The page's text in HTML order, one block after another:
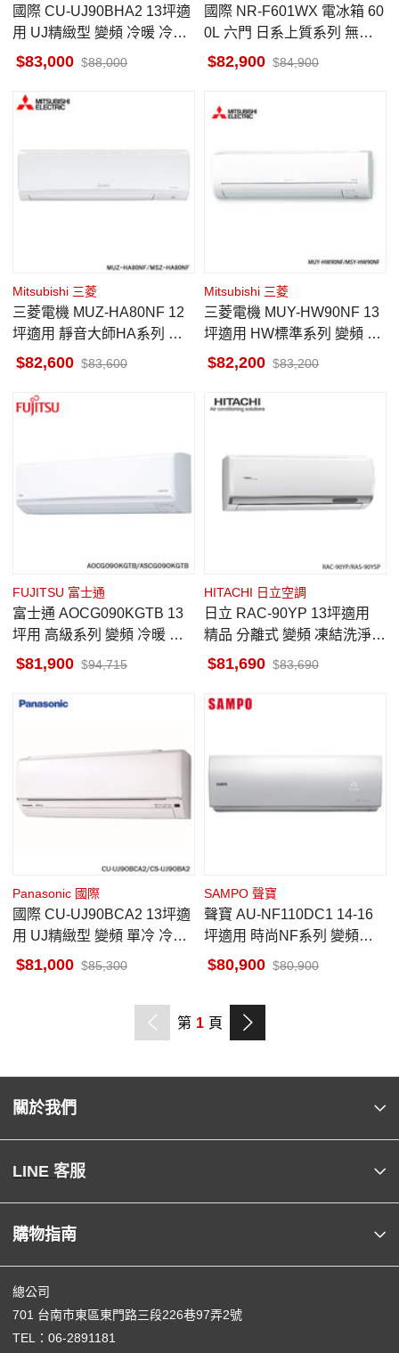
國際 CU-UJ90BHA2 13坪適
用 UJ精緻型 變頻 冷暖 冷氣
CS-UJ90BA2
83,000 88,000
國際 NR-F601WX 電冰箱 60
0L 六門 日系上質系列 無邊
框鏡面/玻璃 鑽石黑
82,900 84,900
Mitsubishi 三菱
三菱電機 MUZ-HA80NF 12
坪適用 靜音大師HA系列 冷
暖 空調 MSZ-HA80NF
82,600 83,600
Mitsubishi 三菱
三菱電機 MUY-HW90NF 13
坪適用 HW標準系列 變頻 冷
氣 MSY-HW90NF
82,200 83,200
FUJITSU 富士通
富士通 AOCG090KGTB 13
坪用 高級系列 變頻 冷暖 冷
氣 ASCG090KGTB
81,900 94,715
HITACHI 日立空調
日立 RAC-90YP 13坪適用
精品 分離式 變頻 凍結洗淨
冷暖 冷氣 RAS-90YSP
81,690 83,690
Panasonic 國際
國際 CU-UJ90BCA2 13坪適
用 UJ精緻型 變頻 單冷 冷氣
CS-UJ90BA2
81,000 85,300
SAMPO 聲寶
聲寶 AU-NF110DC1 14-16
坪適用 時尚NF系列 變頻冷
暖 空調 AM-NF110DC1
80,900 80,900
第 1 頁
關於我們
LINE 客服
購物指南
總公司
701 台南市東區東門路三段226巷97弄2號
TEL： 06-2891181